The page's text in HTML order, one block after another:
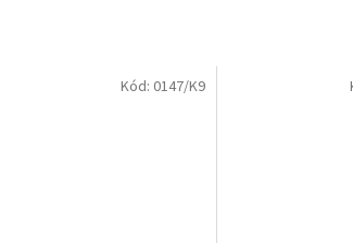
Kód: 0147/K9